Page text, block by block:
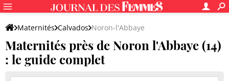
Maternités Calvados Noron-l'Abbaye
Maternités près de Noron l'Abbaye (14)
: le guide complet